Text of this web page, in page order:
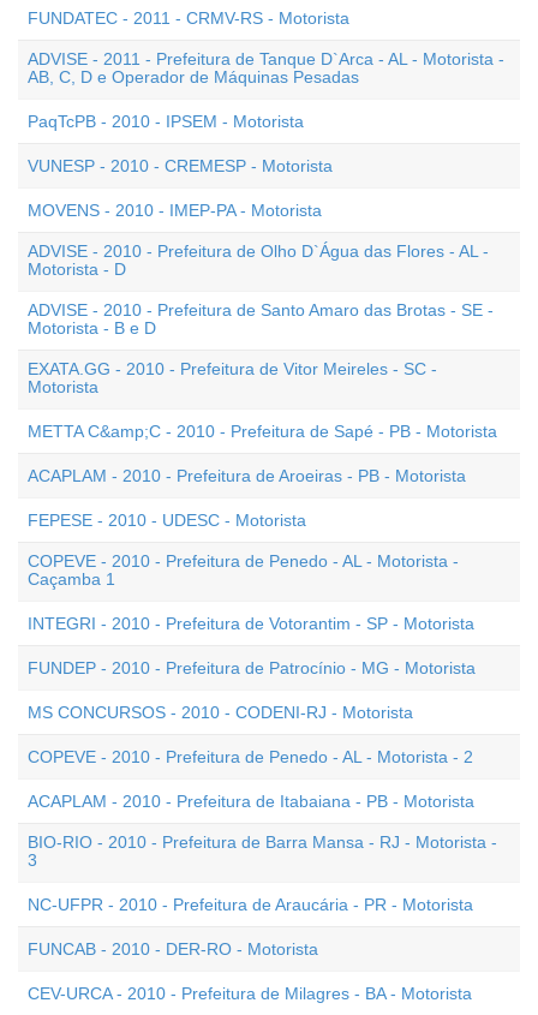
FUNDATEC - 2011 - CRMV-RS - Motorista
ADVISE - 2011 - Prefeitura de Tanque D`Arca - AL - Motorista -
AB, C, D e Operador de Máquinas Pesadas
PaqTcPB - 2010 - IPSEM - Motorista
VUNESP - 2010 - CREMESP - Motorista
MOVENS - 2010 - IMEP-PA - Motorista
ADVISE - 2010 - Prefeitura de Olho D`Água das Flores - AL -
Motorista - D
ADVISE - 2010 - Prefeitura de Santo Amaro das Brotas - SE -
Motorista - B e D
EXATA.GG - 2010 - Prefeitura de Vitor Meireles - SC -
Motorista
METTA C&amp;C - 2010 - Prefeitura de Sapé - PB - Motorista
ACAPLAM - 2010 - Prefeitura de Aroeiras - PB - Motorista
FEPESE - 2010 - UDESC - Motorista
COPEVE - 2010 - Prefeitura de Penedo - AL - Motorista -
Caçamba 1
INTEGRI - 2010 - Prefeitura de Votorantim - SP - Motorista
FUNDEP - 2010 - Prefeitura de Patrocínio - MG - Motorista
MS CONCURSOS - 2010 - CODENI-RJ - Motorista
COPEVE - 2010 - Prefeitura de Penedo - AL - Motorista - 2
ACAPLAM - 2010 - Prefeitura de Itabaiana - PB - Motorista
BIO-RIO - 2010 - Prefeitura de Barra Mansa - RJ - Motorista -
3
NC-UFPR - 2010 - Prefeitura de Araucária - PR - Motorista
FUNCAB - 2010 - DER-RO - Motorista
CEV-URCA - 2010 - Prefeitura de Milagres - BA - Motorista